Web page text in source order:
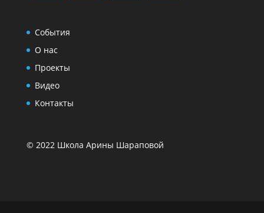
События
О нас
Проекты
Видео
Контакты
© 2022 Школа Арины Шараповой